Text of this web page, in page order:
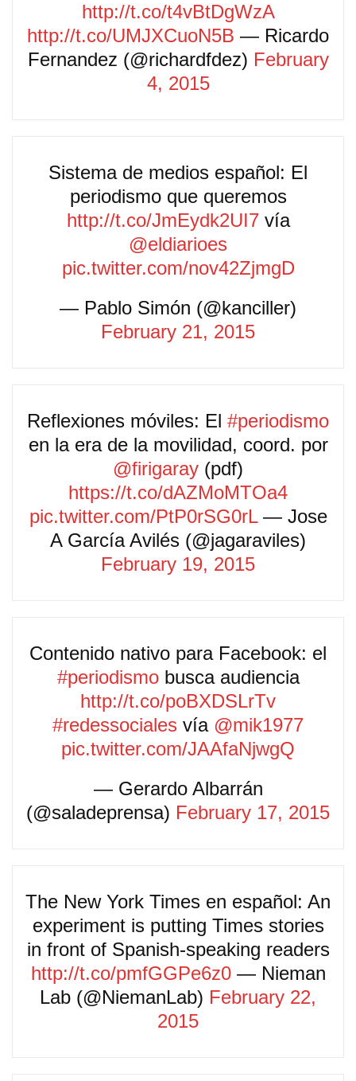
http://t.co/t4vBtDgWzA
http://t.co/UMJXCuoN5B — Ricardo
Fernandez (@richardfdez) February
4, 2015
Sistema de medios español: El
periodismo que queremos
http://t.co/JmEydk2UI7vía
@eldiarioes
pic.twitter.com/nov42ZjmgD
— Pablo Simón (@kanciller)
February 21, 2015
Reflexiones móviles: El #periodismo
en la era de la movilidad, coord. por
@firigaray (pdf)
https://t.co/dAZMoMTOa4
pic.twitter.com/PtP0rSG0rL— Jose
A García Avilés (@jagaraviles)
February 19, 2015
Contenido nativo para Facebook: el
#periodismobusca audiencia
http://t.co/poBXDSLrTv
#redessociales vía @mik1977
pic.twitter.com/JAAfaNjwgQ
— Gerardo Albarrán
(@saladeprensa) February 17, 2015
The New York Times en español: An
experiment is putting Times stories
in front of Spanish-speaking readers
http://t.co/pmfGGPe6z0— Nieman
Lab (@NiemanLab) February 22,
2015